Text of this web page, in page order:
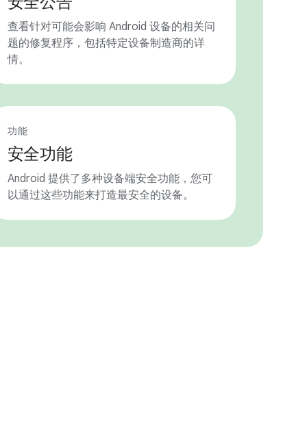
查看针对可能会影响 Android 设备的相关问
题的修复程序，包括特定设备制造商的详
情。
功能
安全功能
Android 提供了多种设备端安全功能，您可
以通过这些功能来打造最安全的设备。